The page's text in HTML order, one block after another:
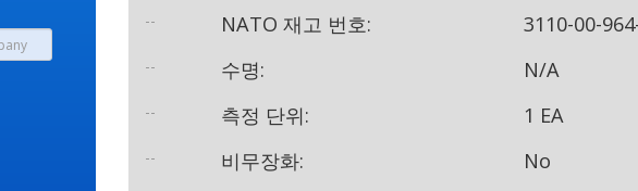
-- NATO 재고 번호: 3110-00-
-- 수명: N/A
-- 측정 단위: 1 EA
-- 비무장화: No